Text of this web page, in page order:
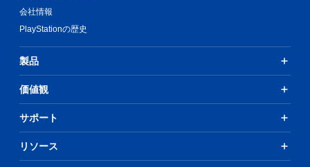
会社情報
PlayStationの歴史
製品
価値観
サポート
リソース